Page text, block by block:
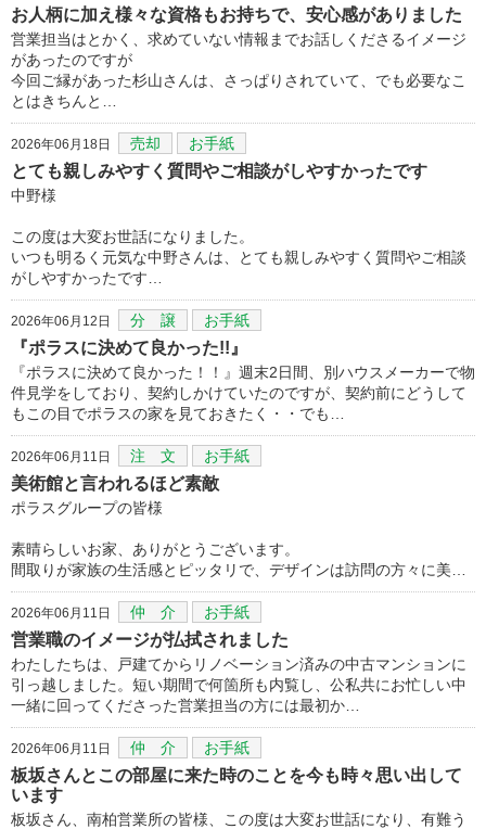
お人柄に加え様々な資格もお持ちで、安心感がありました
営業担当はとかく、求めていない情報までお話しくださるイメージ
があったのですが
今回ご縁があった杉山さんは、さっぱりされていて、でも必要なこ
とはきちんと…
2026年06月18日 売却 お手紙
とても親しみやすく質問やご相談がしやすかったです
中野様
この度は大変お世話になりました。
いつも明るく元気な中野さんは、とても親しみやすく質問やご相談
がしやすかったです…
2026年06月12日 分 譲 お手紙
『ポラスに決めて良かった!!』
『ポラスに決めて良かった！！』週末2日間、別ハウスメーカーで物
件見学をしており、契約しかけていたのですが、契約前にどうして
もこの目でポラスの家を見ておきたく・・でも…
2026年06月11日 注 文 お手紙
美術館と言われるほど素敵
ポラスグループの皆様
素晴らしいお家、ありがとうございます。
間取りが家族の生活感とピッタリで、デザインは訪問の方々に美…
2026年06月11日 仲 介 お手紙
営業職のイメージが払拭されました
わたしたちは、戸建てからリノベーション済みの中古マンションに
引っ越しました。短い期間で何箇所も内覧し、公私共にお忙しい中
一緒に回ってくださった営業担当の方には最初か…
2026年06月11日 仲 介 お手紙
板坂さんとこの部屋に来た時のことを今も時々思い出して
います
板坂さん、南柏営業所の皆様、この度は大変お世話になり、有難う